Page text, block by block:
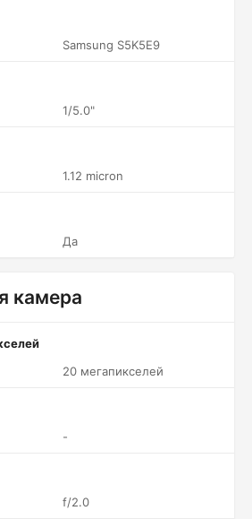
Samsung S5K5E9
1/5.0"
1.12 micron
Да
камера
20 мегапикселей
-
f/2.0